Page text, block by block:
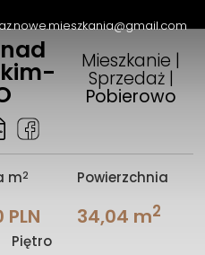
Mieszkanie |
Sprzedaż |
Pobierowo
m2
PLN
Powierzchnia
34,04 m2
Piętro